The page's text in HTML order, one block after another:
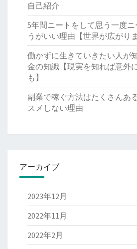
自己紹介
5年間ニートをして思う一度
うがいい理由【世界が広がりま
働かずに生きていきたい人が
金の知識【現実を知れば意外
も】
副業で稼ぐ方法はたくさんあ
スメしない理由
アーカイブ
2023年12月
2022年11月
2022年2月